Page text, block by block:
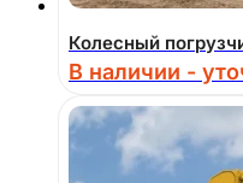
Колесный
В наличии -